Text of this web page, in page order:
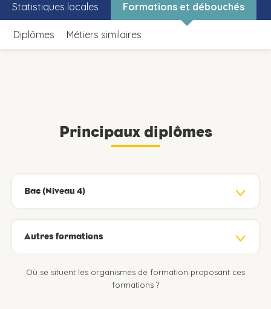
Statistiques locales Formations et débouchés
Diplômes Métiers similaires
Principaux diplômes
Bac (Niveau 4)
Autres formations
Où se situent les organismes de formation proposant ces
formations ?